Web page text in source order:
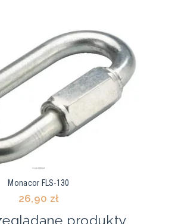
Monacor FLS-130
26,90 zł
produkty